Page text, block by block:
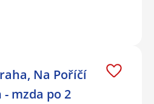
Na Poříčí
mzda po 2